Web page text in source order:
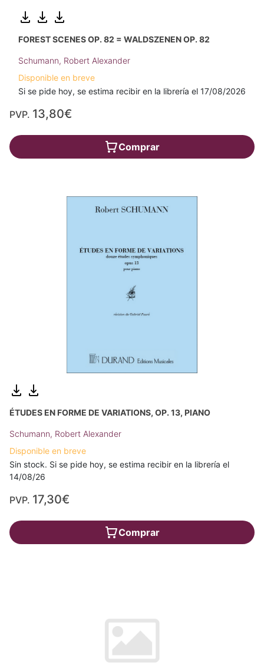
FOREST SCENES OP. 82 = WALDSZENEN OP. 82
Schumann, Robert Alexander
Disponible en breve
Si se pide hoy, se estima recibir en la librería el 17/08/2026
PVP. 13,80€
Comprar
ÉTUDES EN FORME DE VARIATIONS, OP. 13, PIANO
Schumann, Robert Alexander
Disponible en breve
Sin stock. Si se pide hoy, se estima recibir en la librería el
14/08/26
PVP. 17,30€
Comprar